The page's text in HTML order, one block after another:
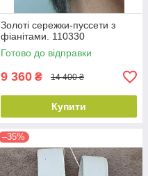
Золоті сережки-пуссети з
фіанітами. 110330
Готово до відправки
9 360 ₴ 14 400 ₴
Купити
–35%